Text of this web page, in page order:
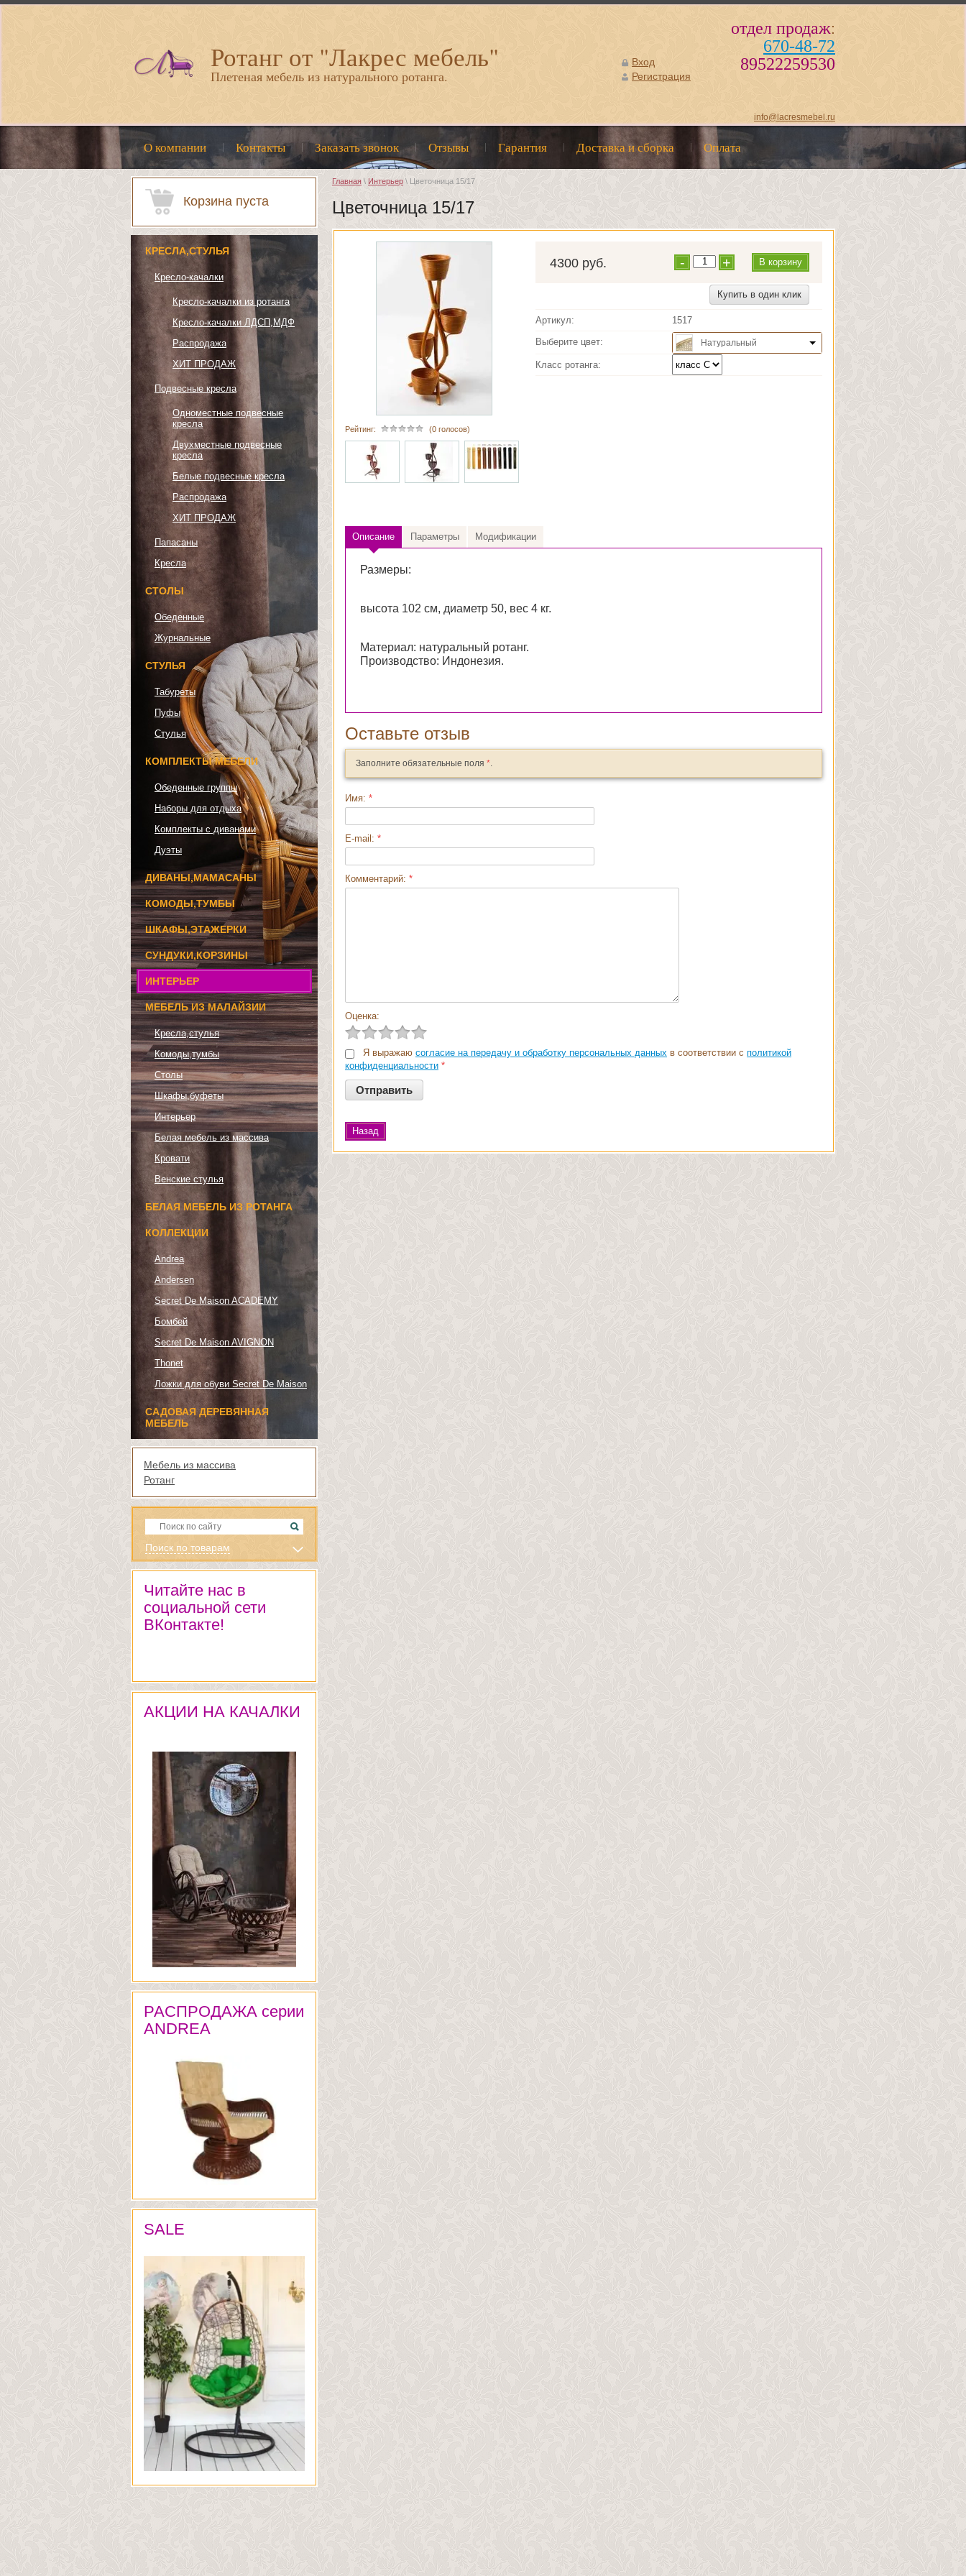
Ротанг от "Лакрес мебель"
Плетеная мебель из натурального ротанга.
отдел продаж:
670-48-72
89522259530
info@lacresmebel.ru
Вход
Регистрация
О компании Контакты Заказать звонок Отзывы Гарантия Доставка и сборка Оплата
Корзина пуста
КРЕСЛА,СТУЛЬЯ
Кресло-качалки
Кресло-качалки из ротанга
Кресло-качалки ЛДСП,МДФ
Распродажа
ХИТ ПРОДАЖ
Подвесные кресла
Одноместные подвесные
кресла
Двухместные подвесные
кресла
Белые подвесные кресла
Распродажа
ХИТ ПРОДАЖ
Папасаны
Кресла
СТОЛЫ
Обеденные
Журнальные
СТУЛЬЯ
Табуреты
Пуфы
Стулья
КОМПЛЕКТЫ МЕБЕЛИ
Обеденные группы
Наборы для отдыха
Комплекты с диванами
Дуэты
ДИВАНЫ,МАМАСАНЫ
КОМОДЫ,ТУМБЫ
ШКАФЫ,ЭТАЖЕРКИ
СУНДУКИ,КОРЗИНЫ
ИНТЕРЬЕР
МЕБЕЛЬ ИЗ МАЛАЙЗИИ
Кресла,стулья
Комоды,тумбы
Столы
Шкафы,буфеты
Интерьер
Белая мебель из массива
Кровати
Венские стулья
БЕЛАЯ МЕБЕЛЬ ИЗ РОТАНГА
КОЛЛЕКЦИИ
Andrea
Andersen
Secret De Maison ACADEMY
Бомбей
Secret De Maison AVIGNON
Thonet
Ложки для обуви Secret De Maison
САДОВАЯ ДЕРЕВЯННАЯ
МЕБЕЛЬ
Мебель из массива
Ротанг
Поиск по товарам
Читайте нас в
социальной сети
ВКонтакте!
АКЦИИ НА КАЧАЛКИ
РАСПРОДАЖА серии
ANDREA
SALE
Главная \ Интерьер \ Цветочница 15/17
Цветочница 15/17
Рейтинг: (0 голосов)
- + В корзину
Купить в один клик
4300 руб.
Артикул:
1517
Выберите цвет:
Натуральный
Класс ротанга:
Описание Параметры Модификации
Размеры:
высота 102 см, диаметр 50, вес 4 кг.
Материал: натуральный ротанг.
Производство: Индонезия.
Оставьте отзыв
Заполните обязательные поля *.
Имя: *
E-mail: *
Комментарий: *
Оценка:
Я выражаю согласие на передачу и обработку персональных данных в соответствии с политикой
конфиденциальности *
Назад